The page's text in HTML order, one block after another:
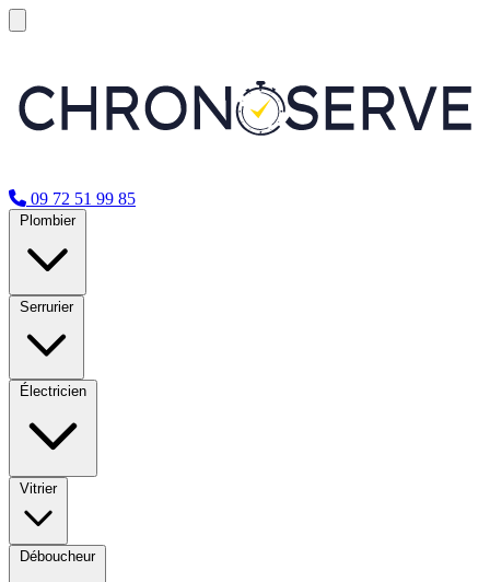
09 72 51 99 85
Plombier
Serrurier
Électricien
Vitrier
Déboucheur